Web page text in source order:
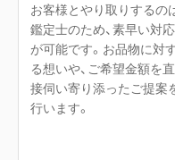
お客様とやり取りするの
鑑定士のため、素早い対応
が可能です。お品物に対
る想いや、ご希望金額を直
接伺い寄り添ったご提案
行います。